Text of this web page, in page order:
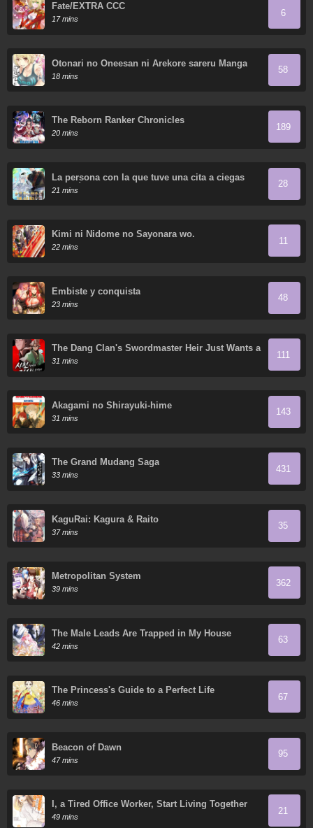
Fate/EXTRA CCC
17 mins
6
Otonari no Oneesan ni Arekore sareru Manga
18 mins
58
The Reborn Ranker Chronicles
20 mins
189
La persona con la que tuve una cita a ciegas
resultó ser un secuestrador
21 mins
28
Kimi ni Nidome no Sayonara wo.
22 mins
11
Embiste y conquista
23 mins
48
The Dang Clan's Swordmaster Heir Just Wants a
Normal Life
31 mins
111
Akagami no Shirayuki-hime
31 mins
143
The Grand Mudang Saga
33 mins
431
KaguRai: Kagura & Raito
37 mins
35
Metropolitan System
39 mins
362
The Male Leads Are Trapped in My House
42 mins
63
The Princess's Guide to a Perfect Life
46 mins
67
Beacon of Dawn
47 mins
95
I, a Tired Office Worker, Start Living Together
with a Beautiful Highschool Girl whom I Met
Again After 7 Years
49 mins
21